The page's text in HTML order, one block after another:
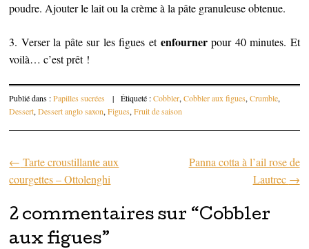
poudre. Ajouter le lait ou la crème à la pâte granuleuse obtenue.
3. Verser la pâte sur les figues et enfournerpour 40 minutes. Et
voilà… c’est prêt !
Publié dans :Papilles sucrées | Étiqueté :Cobbler,Cobbler aux figues,Crumble,
Dessert,Dessert anglo saxon,Figues,Fruit de saison
Parcourir les articles
← Tarte croustillante aux
courgettes – Ottolenghi
Panna cotta à l’ail rose de
Lautrec →
2 commentaires sur “Cobbler
aux figues”